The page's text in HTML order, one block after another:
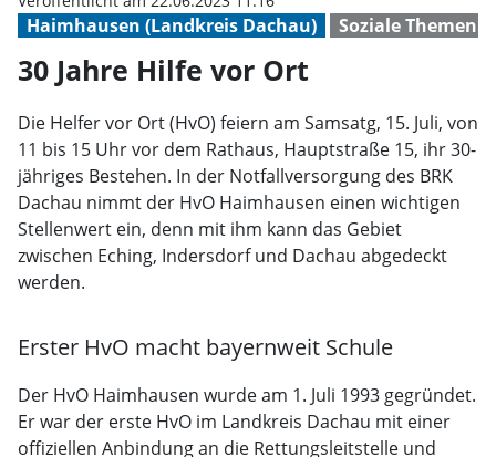
Haimhausen (Landkreis Dachau) Soziale Themen
30 Jahre Hilfe vor Ort
Die Helfer vor Ort (HvO) feiern am Samsatg, 15. Juli, von
11 bis 15 Uhr vor dem Rathaus, Hauptstraße 15, ihr 30-
jähriges Bestehen. In der Notfallversorgung des BRK
Dachau nimmt der HvO Haimhausen einen wichtigen
Stellenwert ein, denn mit ihm kann das Gebiet
zwischen Eching, Indersdorf und Dachau abgedeckt
werden.
Erster HvO macht bayernweit Schule
Der HvO Haimhausen wurde am 1. Juli 1993 gegründet.
Er war der erste HvO im Landkreis Dachau mit einer
offiziellen Anbindung an die Rettungsleitstelle und